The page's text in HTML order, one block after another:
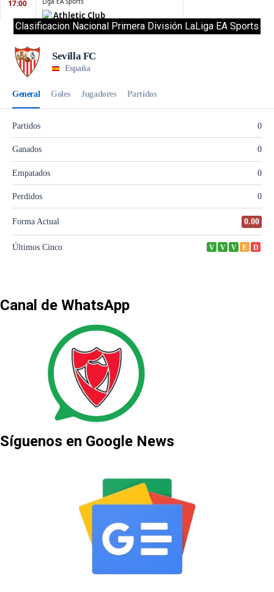
Clasificacion Nacional Primera División LaLiga EA Sports
Canal de WhatsApp
Síguenos en Google News